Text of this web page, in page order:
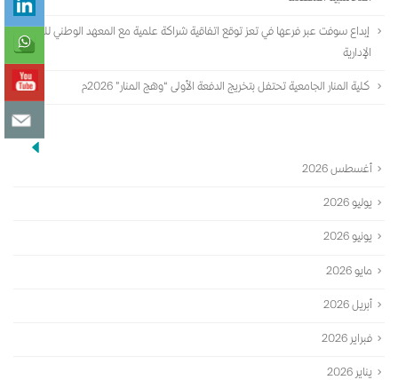
إبداع سوفت عبر فرعها في تعز توقع اتفاقية شراكة علمية مع المعهد الوطني للعلوم
الإدارية
كلية المنار الجامعية تحتفل بتخريج الدفعة الأولى “وهج المنار” 2026م
أغسطس 2026
يوليو 2026
يونيو 2026
مايو 2026
أبريل 2026
فبراير 2026
يناير 2026